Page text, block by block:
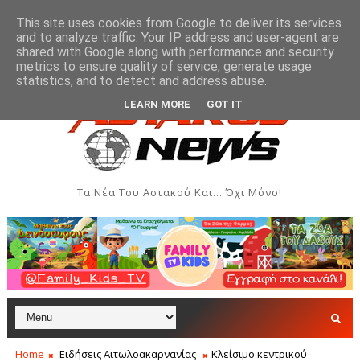
του Αστακού ΞΗΡΌΜΕΡΟ Βλάβη στην ύδρευση της
Τα Νέα Του Αστακού Και... Όχι Μόνο!
Home Ειδήσεις Αιτωλοακαρνανίας
Κλείσιμο κεντρικού
This site uses cookies from Google to deliver its services
and to analyze traffic. Your IP address and user-agent are
shared with Google along with performance and security
metrics to ensure quality of service, generate usage
statistics, and to detect and address abuse.
LEARN MORE GOT IT